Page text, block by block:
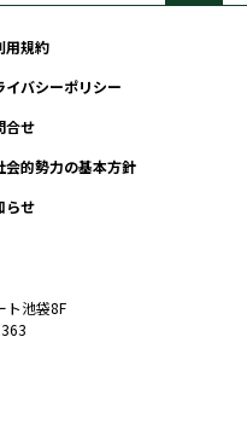
用規約
イバシーポリシー
合せ
会的勢力の基本方針
らせ
ト池袋8F